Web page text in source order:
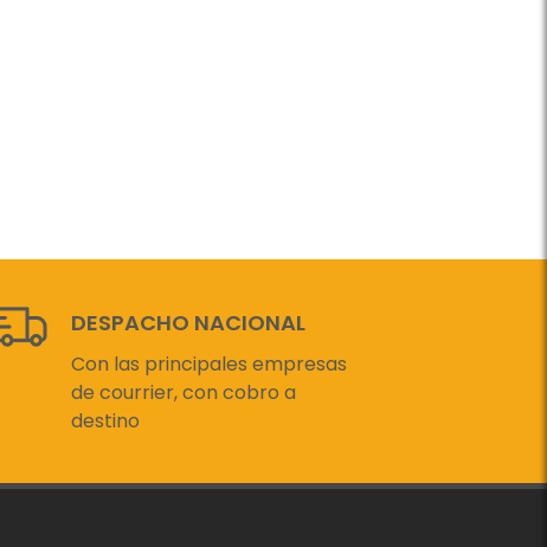
DESPACHO NACIONAL
Con las principales empresas
de courrier, con cobro a
destino